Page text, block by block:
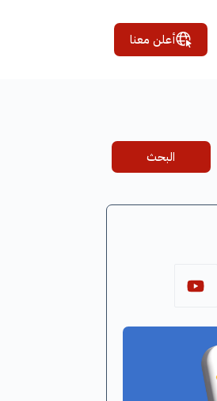
أعلن معنا
البحث